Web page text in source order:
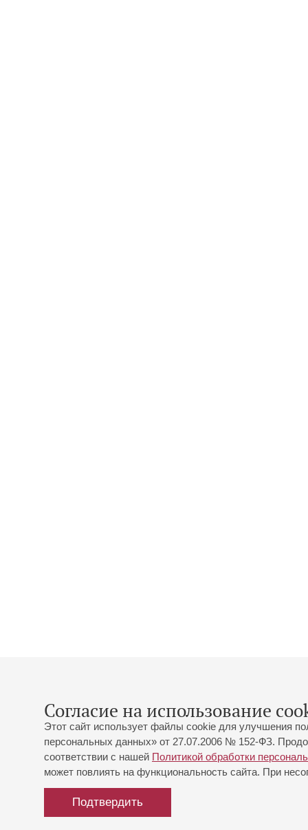
Согласие на использование
Этот сайт использует файлы cookie для улучшения
персональных данных» от 27.07.2006 № 152-ФЗ.
соответствии с нашей Политикой обработки
может повлиять на функциональность сайта. При
Подтвердить